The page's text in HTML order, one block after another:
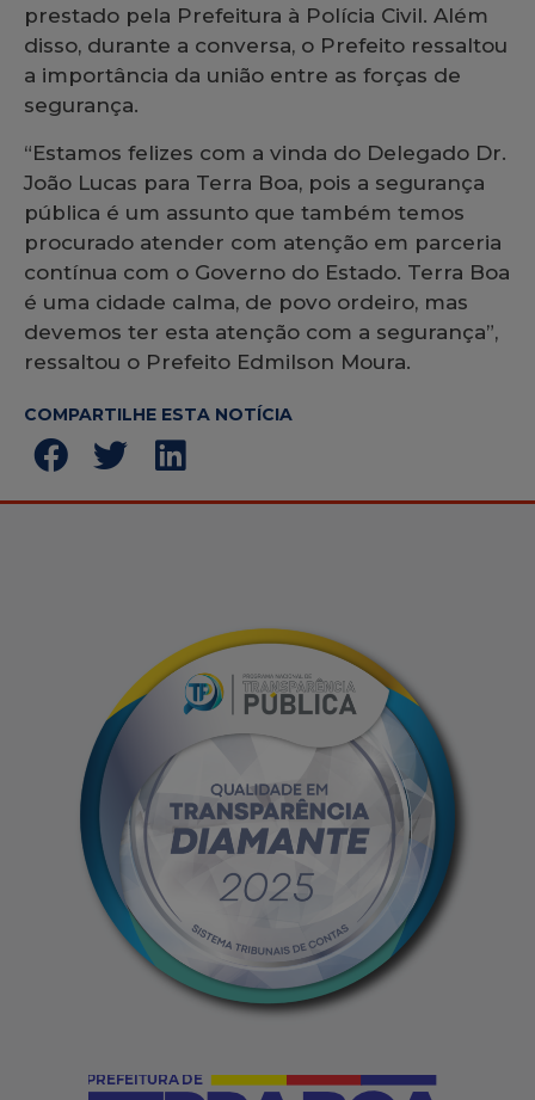
prestado pela Prefeitura à Polícia Civil. Além
disso, durante a conversa, o Prefeito ressaltou
a importância da união entre as forças de
segurança.
“Estamos felizes com a vinda do Delegado Dr.
João Lucas para Terra Boa, pois a segurança
pública é um assunto que também temos
procurado atender com atenção em parceria
contínua com o Governo do Estado. Terra Boa
é uma cidade calma, de povo ordeiro, mas
devemos ter esta atenção com a segurança”,
ressaltou o Prefeito Edmilson Moura.
COMPARTILHE ESTA NOTÍCIA